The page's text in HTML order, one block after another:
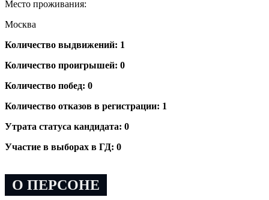
Место проживания:
Москва
Количество выдвижений: 1
Количество проигрышей: 0
Количество побед: 0
Количество отказов в регистрации: 1
Утрата статуса кандидата: 0
Участие в выборах в ГД: 0
О ПЕРСОНЕ